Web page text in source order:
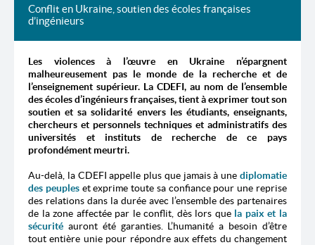
Conflit en Ukraine, soutien des écoles françaises
d’ingénieurs
Les violences à l’œuvre en Ukraine n’épargnent
malheureusement pas le monde de la recherche et de
l’enseignement supérieur. La CDEFI, au nom de l’ensemble
des écoles d’ingénieurs françaises, tient à exprimer tout son
soutien et sa solidarité envers les étudiants, enseignants,
chercheurs et personnels techniques et administratifs des
universités et instituts de recherche de ce pays
profondément meurtri.
Au-delà, la CDEFI appelle plus que jamais à une diplomatie
des peupleset exprime toute sa confiance pour une reprise
des relations dans la durée avec l’ensemble des partenaires
de la zone affectée par le conflit, dès lors que la paix et la
sécurité auront été garanties. L’humanité a besoin d’être
tout entière unie pour répondre aux effets du changement